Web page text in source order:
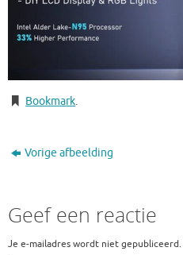
Bookmark.
Vorige afbeelding
Geef een reactie
Je e-mailadres wordt niet gepubliceerd.